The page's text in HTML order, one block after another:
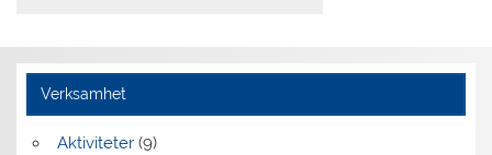
Verksamhet
Aktiviteter(9)